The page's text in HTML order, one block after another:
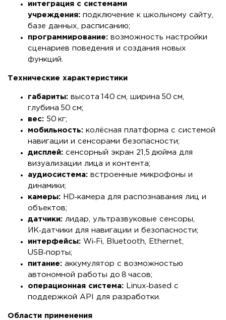
интеграция с системами
учреждения: подключение к школьному сайту,
базе данных, расписанию;
программирование: возможность настройки
сценариев поведения и создания новых
функций.
Технические характеристики
габариты: высота 140 см, ширина 50 см,
глубина 50 см;
вес: 50 кг;
мобильность: колёсная платформа с системой
навигации и сенсорами безопасности;
дисплей: сенсорный экран 21,5 дюйма для
визуализации лица и контента;
аудиосистема: встроенные микрофоны и
динамики;
камеры: HD‑камера для распознавания лиц и
объектов;
датчики: лидар, ультразвуковые сенсоры,
ИК‑датчики для навигации и безопасности;
интерфейсы: Wi‑Fi, Bluetooth, Ethernet,
USB‑порты;
питание: аккумулятор с возможностью
автономной работы до 8 часов;
операционная система: Linux‑based с
поддержкой API для разработки.
Области применения